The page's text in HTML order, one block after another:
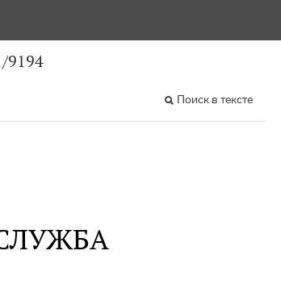
9194
Поиск в тексте